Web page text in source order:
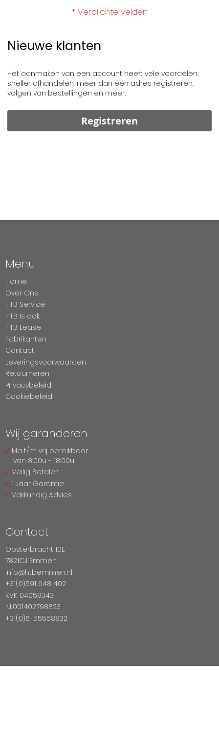
Nieuwe klanten
Het aanmaken van een account heeft vele voordelen:
sneller afhandelen, meer dan één adres registreren,
volgen van bestellingen en meer.
Registreren
Menu
Home
Over Ons
HTB Service
HTB Is ook
HTB Lease
Fabrikanten
Contact
Leveringsvoorwaarden
Retourneren
Privacybeleid
Cookiebeleid
Wij garanderen
Ma t/m vrij bereikbaar
van 8:00u - 18:00u
Veilig Betalen
1 Jaar Garantie
Vakkundig Advies
Contact
Oosterbracht 10E
7821CJ Emmen
info@htbemmen.nl
+31(0)591 648 402
KVK 04059343
NL001402798B23
+31(0)6-55558832